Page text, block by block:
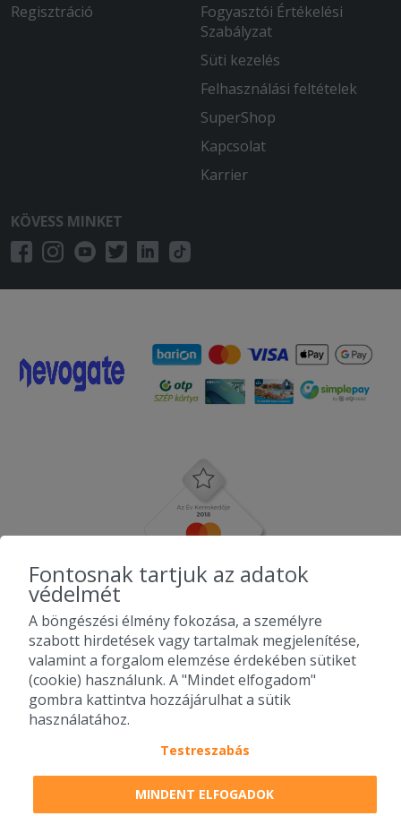
Regisztráció
Fogyasztói Értékelési
Szabályzat
Süti kezelés
Felhasználási feltételek
SuperShop
Kapcsolat
Karrier
KÖVESS MINKET
2010-2026 Copyright - Falatozz.hu - Diston-line Kft.
Pizza, gyros, hamburger, menük kedvező áron, egy helyen az összes
Fontosnak tartjuk az adatok
védelmét
A böngészési élmény fokozása, a személyre
szabott hirdetések vagy tartalmak megjelenítése,
valamint a forgalom elemzése érdekében sütiket
(cookie) használunk. A "Mindet elfogadom"
gombra kattintva hozzájárulhat a sütik
használatához.
Testreszabás
MINDENT ELFOGADOK